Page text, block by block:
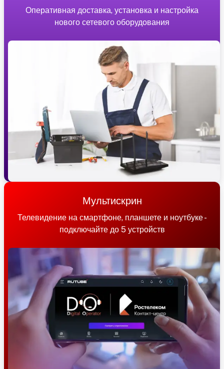
Оперативная доставка, установка и настройка
нового сетевого оборудования
Мультискрин
Телевидение на смартфоне, планшете и ноутбуке -
подключайте до 5 устройств